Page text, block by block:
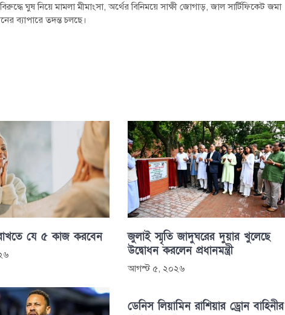
ঘুষ নিয়ে মামলা মীমাংসা, অর্থের বিনিময়ে সাক্ষী জোগাড়, জাল সার্টিফিকেট জমা
ব্যাপারে তদন্ত চলছে।
যে ৫ কাজ করবেন
জুলাই স্মৃতি জাদুঘরের দুয়ার খুলেছে
উদ্বোধন করলেন প্রধানমন্ত্রী
আগস্ট ৫, ২০২৬
ডেনিস লিয়ামিন রাশিয়ার ড্রোন বাহিনীর